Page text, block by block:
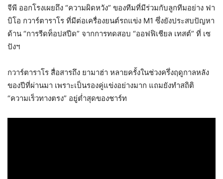
จีพี ออกโรงเผยถึง “ความผิดหวัง” ของทีมที่มีร่วมกับลูกทีมอย่าง ฟา
บิโอ กวาร์ตาราโร ที่มีต่อเครื่องยนต์รถแข่ง M1 ซึ่งยังประสบปัญหา
ด้าน “การรีดท็อปสปีด” จากการทดสอบ “ออฟฟิเชียล เทสต์” ที่ เซ
ปังฯ
กวาร์ตาราโร สื่อสารถึง ยามาฮ่า หลายครั้งในช่วงครึ่งฤดูกาลหลัง
ของปีที่ผ่านมา เพราะเป็นรองคู่แข่งอย่างมาก แถมยังทำสถิติ
“ความเร็วทางตรง” อยู่ต่ำสุดของชาร์ท